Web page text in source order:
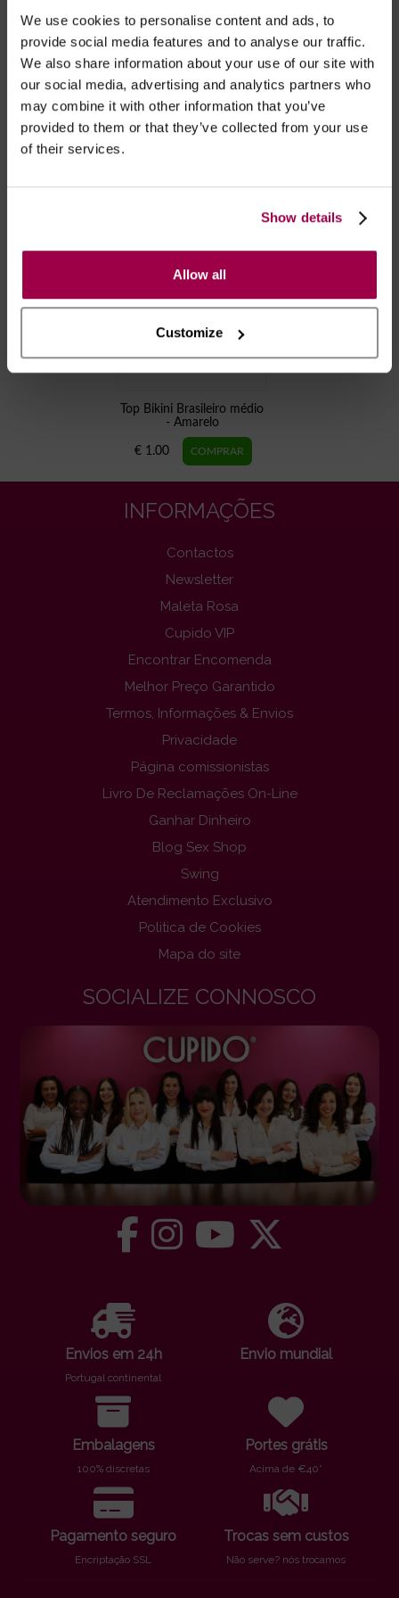
We use cookies to personalise content and ads, to
provide social media features and to analyse our traffic.
We also share information about your use of our site with
our social media, advertising and analytics partners who
may combine it with other information that you’ve
provided to them or that they’ve collected from your use
of their services.
Show details
Allow all
Customize
Após as 16:00 h, a sua encomenda será entregue em 48
horas, dias úteis. Portugal e Espanha Continental para
artigos em stock. Portes gratis depende do país de envio.
Possibilidade de atraso em épocas festivas.
RECOMENDAMOS
Top Bikini Brasileiro médio
- Amarelo
€ 1.00
INFORMAÇÕES
Contactos
Newsletter
Maleta Rosa
Cupido VIP
Encontrar Encomenda
Melhor Preço Garantido
Termos, Informações & Envios
Privacidade
Página comissionistas
Livro De Reclamações On-Line
Ganhar Dinheiro
Blog Sex Shop
Swing
Atendimento Exclusivo
Politica de Cookies
Mapa do site
SOCIALIZE CONNOSCO
Envios em 24h
Portugal continental
Envio mundial
Embalagens
100% discretas
Portes grátis
Acima de €40*
Pagamento seguro
Encriptação SSL
Trocas sem custos
Não serve? nós trocamos